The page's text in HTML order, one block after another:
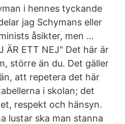
i hennes tyckande
jag Schymans eller
åsikter, men …
ÄR ETT NEJ" Det här är
större än du. Det gäller
att repetera det här
i skolan; det
respekt och hänsyn.
lustar ska man stanna